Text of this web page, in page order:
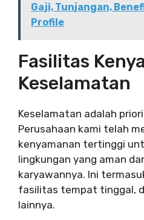
Gaji, Tunjangan,
Profile
Fasilitas
Keselamatan
Keselamatan adalah
Perusahaan kami telah
kenyamanan tertinggi
lingkungan yang aman
karyawannya. Ini
fasilitas tempat tinggal,
lainnya.